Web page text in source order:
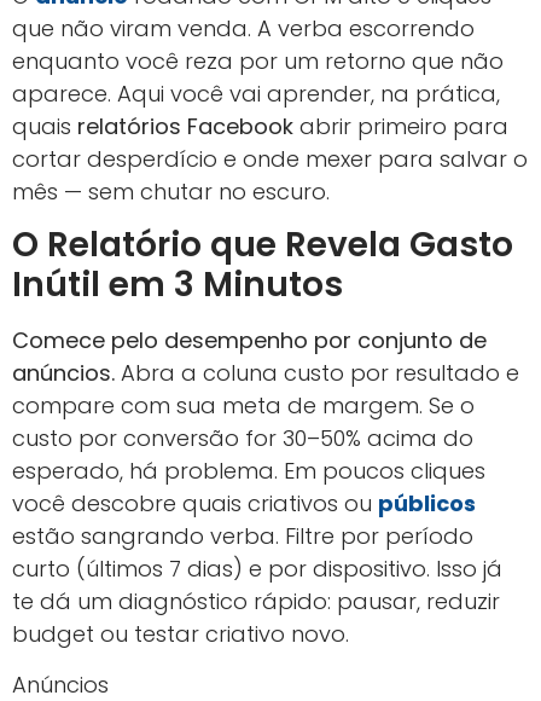
que não viram venda. A verba escorrendo
enquanto você reza por um retorno que não
aparece. Aqui você vai aprender, na prática,
quais relatórios Facebook abrir primeiro para
cortar desperdício e onde mexer para salvar o
mês — sem chutar no escuro.
O Relatório que Revela Gasto
Inútil em 3 Minutos
Comece pelo desempenho por conjunto de
anúncios. Abra a coluna custo por resultado e
compare com sua meta de margem. Se o
custo por conversão for 30–50% acima do
esperado, há problema. Em poucos cliques
você descobre quais criativos ou públicos
estão sangrando verba. Filtre por período
curto (últimos 7 dias) e por dispositivo. Isso já
te dá um diagnóstico rápido: pausar, reduzir
budget ou testar criativo novo.
Anúncios